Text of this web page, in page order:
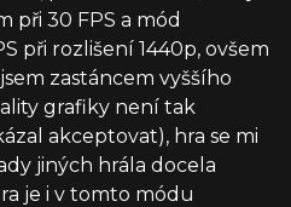
při 30 FPS a mód
při rozlišení 1440p, ovšem
zastáncem vyššího
grafiky není tak
akceptovat), hra se mi
jiných hrála docela
je i v tomto módu